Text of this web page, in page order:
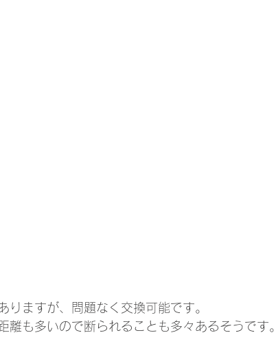
りますが、問題なく交換可能です。
離も多いので断られることも多々あるそうです。